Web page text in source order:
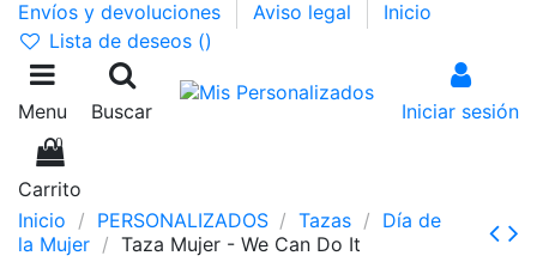
Envíos y devoluciones Aviso legal
Inicio
Lista de deseos ()
Menu Buscar Iniciar sesión
0
Carrito
Inicio
PERSONALIZADOS Tazas
Día de
la Mujer
Taza Mujer - We Can Do It